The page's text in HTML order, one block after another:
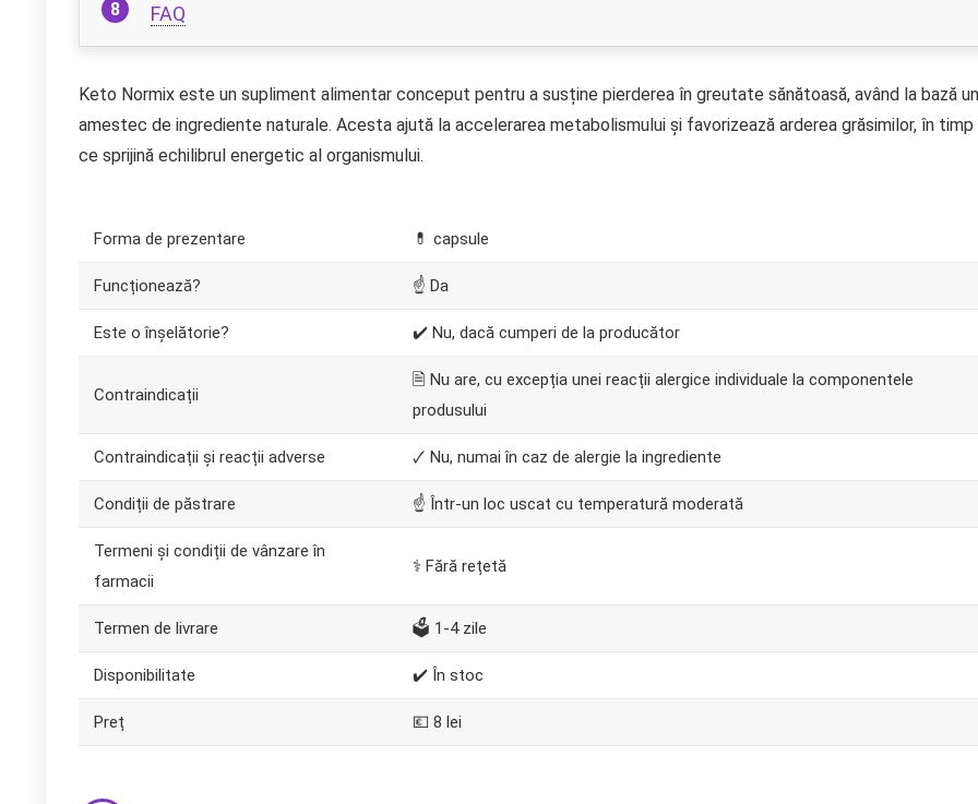
FAQ
Keto Normix este un supliment alimentar conceput pentru a susține pierderea în greutate sănătoasă, având la bază un
amestec de ingrediente naturale. Acesta ajută la accelerarea metabolismului și favorizează arderea grăsimilor, în timp
ce sprijină echilibrul energetic al organismului.
Forma de prezentare 💊 capsule
Funcționează? ☝ Da
Este o înșelătorie? ✔️ Nu, dacă cumperi de la producător
Contraindicații
🗎 Nu are, cu excepția unei reacții alergice individuale la componentele
produsului
Contraindicații și reacții adverse 🗸 Nu, numai în caz de alergie la ingrediente
Condiții de păstrare ☝ Într-un loc uscat cu temperatură moderată
Termeni și condiții de vânzare în
farmacii
⚕️ Fără rețetă
Termen de livrare 🗳️ 1-4 zile
Disponibilitate ✔️ În stoc
Preț 💶 8 lei